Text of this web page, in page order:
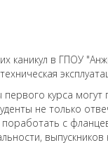
каникул в ГПОУ
курса
не только
с